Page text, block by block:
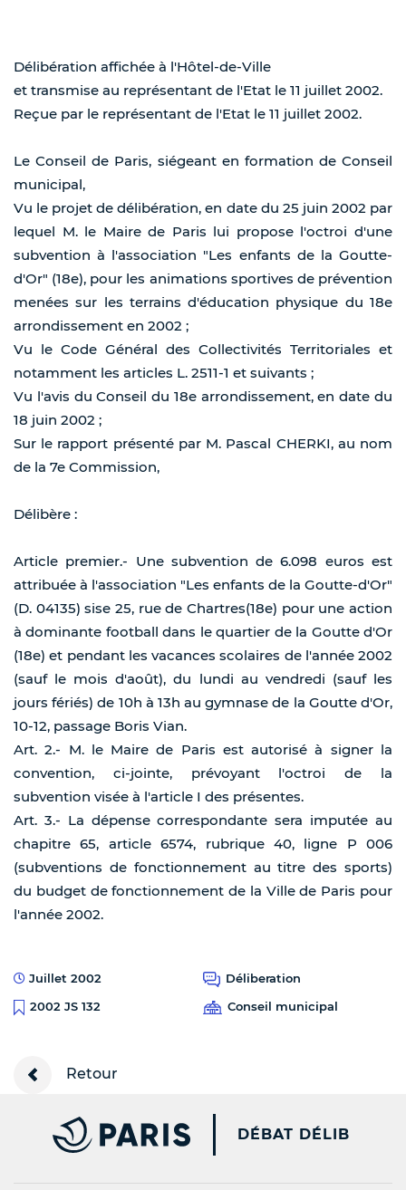
Délibération affichée à l'Hôtel-de-Ville
et transmise au représentant de l'Etat le 11 juillet 2002.
Reçue par le représentant de l'Etat le 11 juillet 2002.
Le Conseil de Paris, siégeant en formation de Conseil
municipal,
Vu le projet de délibération, en date du 25 juin 2002 par
lequel M. le Maire de Paris lui propose l'octroi d'une
subvention à l'association "Les enfants de la Goutte-
d'Or" (18e), pour les animations sportives de prévention
menées sur les terrains d'éducation physique du 18e
arrondissement en 2002 ;
Vu le Code Général des Collectivités Territoriales et
notamment les articles L. 2511-1 et suivants ;
Vu l'avis du Conseil du 18e arrondissement, en date du
18 juin 2002 ;
Sur le rapport présenté par M. Pascal CHERKI, au nom
de la 7e Commission,
Délibère :
Article premier.- Une subvention de 6.098 euros est
attribuée à l'association "Les enfants de la Goutte-d'Or"
(D. 04135) sise 25, rue de Chartres(18e) pour une action
à dominante football dans le quartier de la Goutte d'Or
(18e) et pendant les vacances scolaires de l'année 2002
(sauf le mois d'août), du lundi au vendredi (sauf les
jours fériés) de 10h à 13h au gymnase de la Goutte d'Or,
10-12, passage Boris Vian.
Art. 2.- M. le Maire de Paris est autorisé à signer la
convention, ci-jointe, prévoyant l'octroi de la
subvention visée à l'article I des présentes.
Art. 3.- La dépense correspondante sera imputée au
chapitre 65, article 6574, rubrique 40, ligne P 006
(subventions de fonctionnement au titre des sports)
du budget de fonctionnement de la Ville de Paris pour
l'année 2002.
Juillet 2002
Déliberation
2002 JS 132
Conseil municipal
Retour
PARIS.FR [NEW
DÉBAT DÉLIB